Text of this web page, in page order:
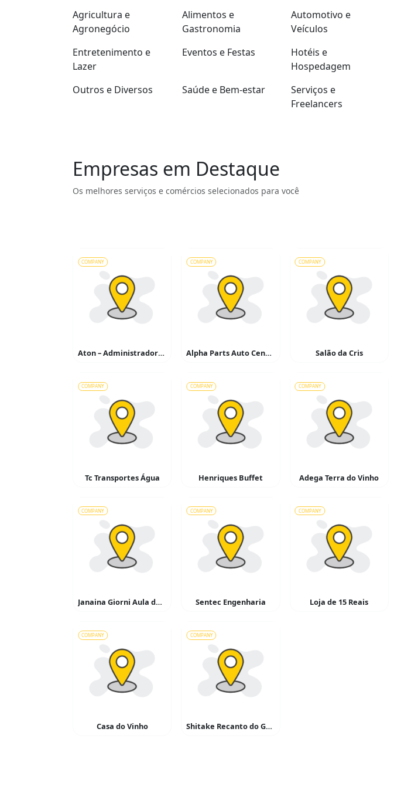
Agricultura e
Agronegócio
Alimentos e
Gastronomia
Automotivo e
Veículos
Entretenimento e
Lazer
Eventos e Festas
Hotéis e
Hospedagem
Outros e Diversos
Saúde e Bem-estar
Serviços e
Freelancers
Empresas em Destaque
Os melhores serviços e comércios selecionados para você
COMPANY
Aton – Administradora de Serviços
COMPANY
Alpha Parts Auto Center
COMPANY
Salão da Cris
COMPANY
Tc Transportes Água
COMPANY
Henriques Buffet
COMPANY
Adega Terra do Vinho
COMPANY
Janaina Giorni Aula de Idiomas
COMPANY
Sentec Engenharia
COMPANY
Loja de 15 Reais
COMPANY
Casa do Vinho
COMPANY
Shitake Recanto do Gallego